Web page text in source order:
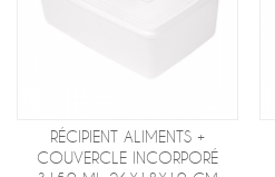
RÉCIPIENT ALIMENTS +
COUVERCLE INCORPORÉ